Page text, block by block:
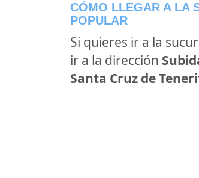
CÓMO LLEGAR A LA
POPULAR
Si quieres ir a la
ir a la dirección
Santa Cruz de